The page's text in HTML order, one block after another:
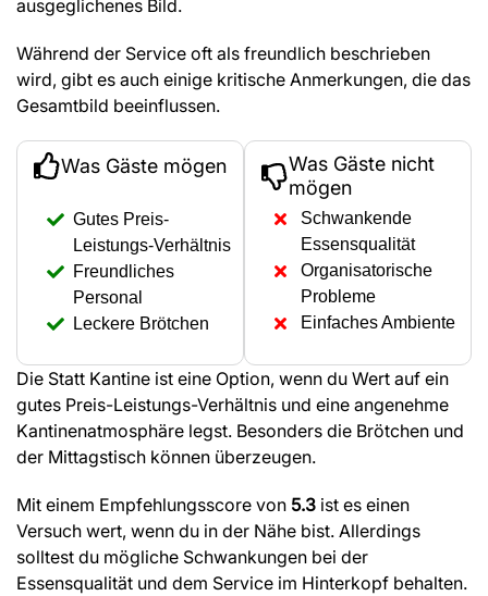
ausgeglichenes Bild.
Während der Service oft als freundlich beschrieben
wird, gibt es auch einige kritische Anmerkungen, die das
Gesamtbild beeinflussen.
Was Gäste mögen
Gutes Preis-
Leistungs-Verhältnis
Freundliches
Personal
Leckere Brötchen
Was Gäste nicht
mögen
Schwankende
Essensqualität
Organisatorische
Probleme
Einfaches Ambiente
Die Statt Kantine ist eine Option, wenn du Wert auf ein
gutes Preis-Leistungs-Verhältnis und eine angenehme
Kantinenatmosphäre legst. Besonders die Brötchen und
der Mittagstisch können überzeugen.
Mit einem Empfehlungsscore von 5.3 ist es einen
Versuch wert, wenn du in der Nähe bist. Allerdings
solltest du mögliche Schwankungen bei der
Essensqualität und dem Service im Hinterkopf behalten.